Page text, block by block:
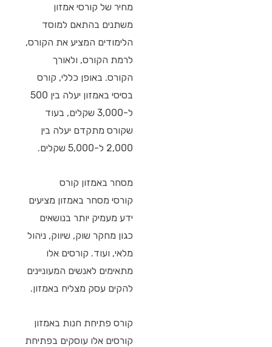
מחיר של קורסי אמזון
משתנים בהתאם למוסד
הלימודים המציע את הקורס,
לרמת הקורס, ולאורך
הקורס. באופן כללי, קורס
בסיסי באמזון יעלה בין 500
ל-3,000 שקלים, בעוד
שקורס מתקדם יעלה בין
2,000 ל-5,000 שקלים.
מסחר באמזון קורס
קורסי מסחר באמזון מציעים
ידע מעמיק יותר בנושאים
כגון מחקר שוק, שיווק, ניהול
מלאי, ועוד. קורסים אלו
מתאימים לאנשים המעוניינים
להקים עסק מצליח באמזון.
קורס פתיחת חנות באמזון
קורסים אלו עוסקים בפתיחת